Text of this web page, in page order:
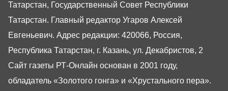
Татарстан, Государственный Совет Республики
Татарстан. Главный редактор Угаров Алексей
Евгеньевич. Адрес редакции: 420066, Россия,
Республика Татарстан, г. Казань, ул. Декабристов, 2
Сайт газеты РТ-Онлайн основан в 2001 году,
обладатель «Золотого гонга» и «Хрустального пера».